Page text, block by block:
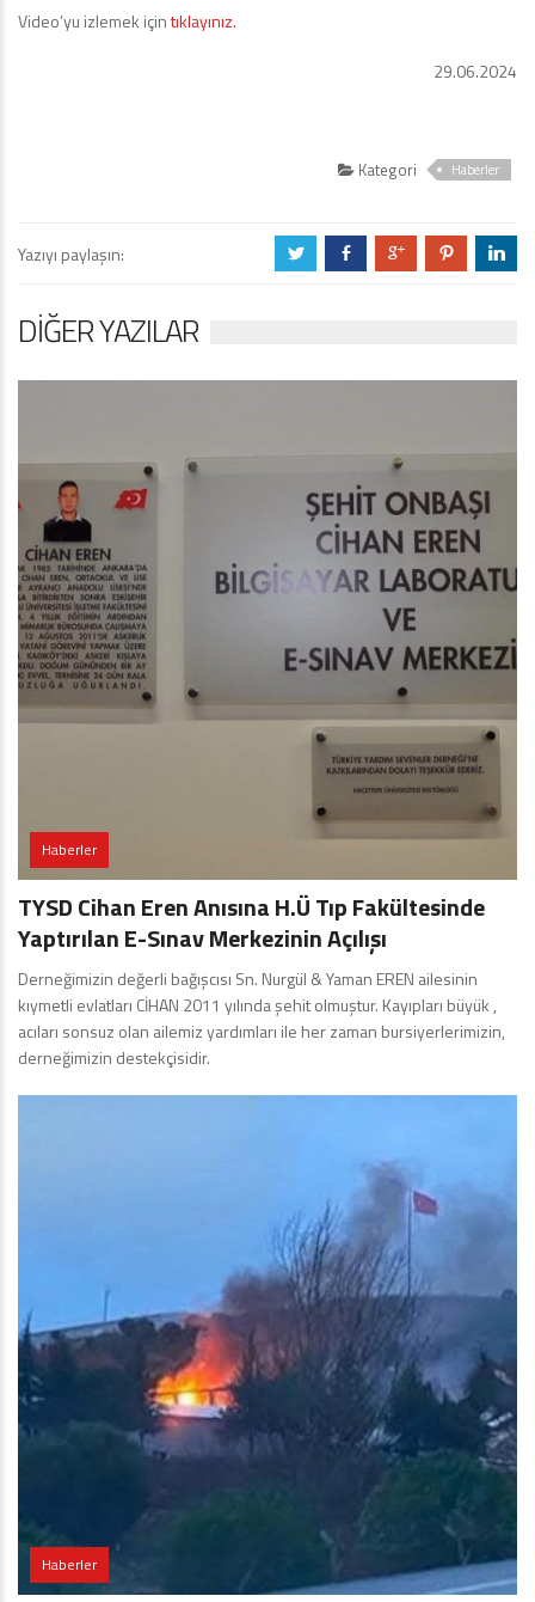
Video’yu izlemek içintıklayınız.
29.06.2024
Kategori Haberler
Yazıyı paylaşın: a b c d j
DIĞER YAZILAR
Haberler
TYSD Cihan Eren Anısına H.Ü Tıp Fakültesinde
Yaptırılan E-Sınav Merkezinin Açılışı
Derneğimizin değerli bağışcısı Sn. Nurgül & Yaman EREN ailesinin
kıymetli evlatları CİHAN 2011 yılında şehit olmuştur. Kayıpları büyük ,
acıları sonsuz olan ailemiz yardımları ile her zaman bursiyerlerimizin,
derneğimizin destekçisidir.
Haberler